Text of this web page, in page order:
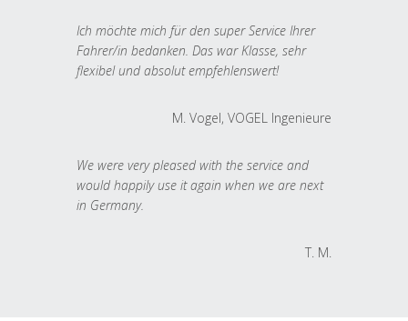
Ich möchte mich für den super Service Ihrer
Fahrer/in bedanken. Das war Klasse, sehr
flexibel und absolut empfehlenswert!
M. Vogel, VOGEL Ingenieure
We were very pleased with the service and
would happily use it again when we are next
in Germany.
T. M.